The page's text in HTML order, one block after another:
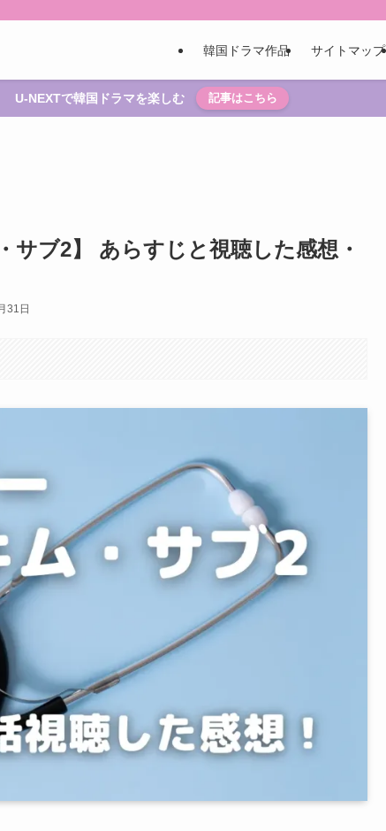
韓国ドラマ作品 サイトマップ
U-NEXTで韓国ドラマを楽しむ 記事はこちら
サブ2】 あらすじと視聴した感想・
31日